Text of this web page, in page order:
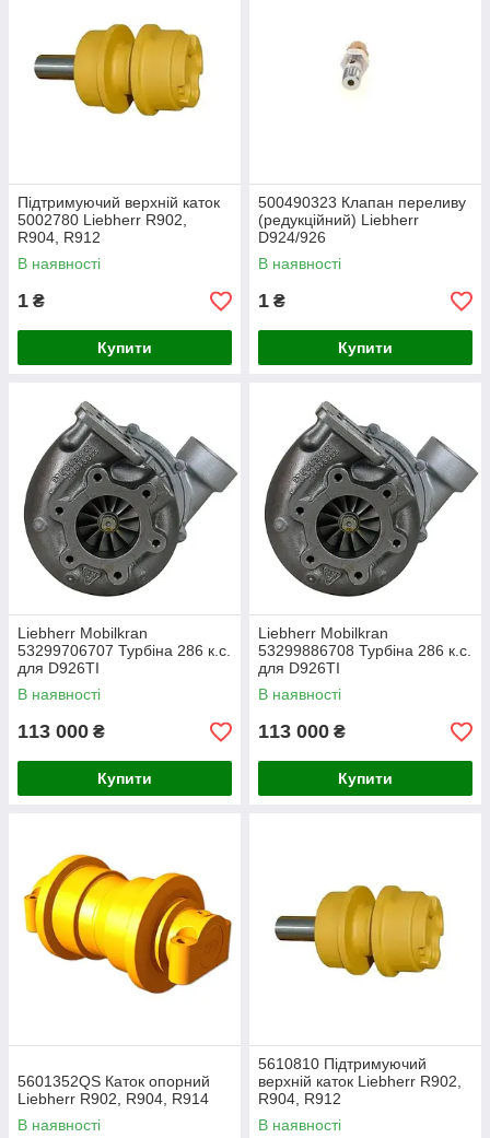
Підтримуючий верхній каток
5002780 Liebherr R902,
R904, R912
В наявності
1 ₴
Купити
500490323 Клапан переливу
(редукційний) Liebherr
D924/926
В наявності
1 ₴
Купити
Liebherr Mobilkran
53299706707 Турбіна 286 к.с.
для D926TI
В наявності
113 000 ₴
Купити
Liebherr Mobilkran
53299886708 Турбіна 286 к.с.
для D926TI
В наявності
113 000 ₴
Купити
5601352QS Каток опорний
Liebherr R902, R904, R914
В наявності
5610810 Підтримуючий
верхній каток Liebherr R902,
R904, R912
В наявності